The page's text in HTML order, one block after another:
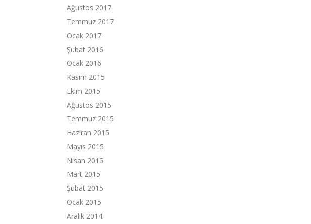
Ağustos 2017
Temmuz 2017
Ocak 2017
Şubat 2016
Ocak 2016
Kasım 2015
Ekim 2015
Ağustos 2015
Temmuz 2015
Haziran 2015
Mayıs 2015
Nisan 2015
Mart 2015
Şubat 2015
Ocak 2015
Aralık 2014